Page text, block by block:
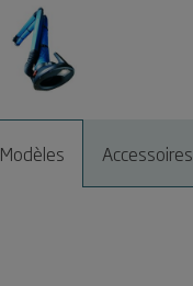
Modèles Accessoires